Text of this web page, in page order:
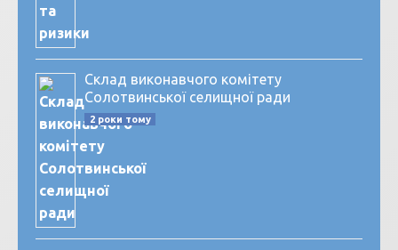
Склад виконавчого комітету
Солотвинської селищної ради
2 роки тому